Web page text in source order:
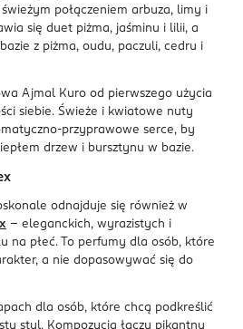
połączeniem arbuza, limy i
się duet piżma, jaśminu i lilii, a
z piżma, oudu, paczuli, cedru i
Ajmal Kuro od pierwszego użycia
siebie. Świeże i kwiatowe nuty
przyprawowe serce, by
drzew i bursztynu w bazie.
odnajduje się również w
– eleganckich, wyrazistych i
na płeć. To perfumy dla osób, które
a nie dopasowywać się do
dla osób, które chcą podkreślić
styl. Kompozycja łączy pikantny